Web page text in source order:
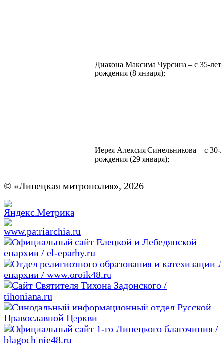
Диакона Максима Чурсина – с 35-
рождения (8 января);
Иерея Алексия Синельникова – с
рождения (29 января);
© «Липецкая митрополия», 2026